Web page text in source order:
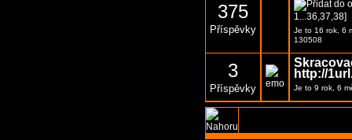
375
Příspěvky
1...36,37,38]
Je to 16 rok, 6
130508
3
Příspěvky
http://
Je to 9 rok, 6